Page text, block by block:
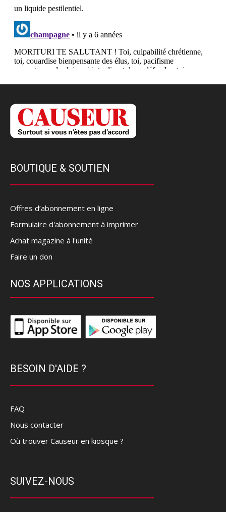
BOUTIQUE & SOUTIEN
Offres d’abonnement en ligne
Formulaire d'abonnement à imprimer
Achat magazine à l'unité
Faire un don
NOS APPLICATIONS
BESOIN D'AIDE ?
FAQ
Nous contacter
Où trouver Causeur en kiosque ?
SUIVEZ-NOUS